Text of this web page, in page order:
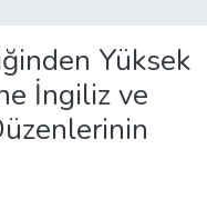
Yüksek
İngiliz ve